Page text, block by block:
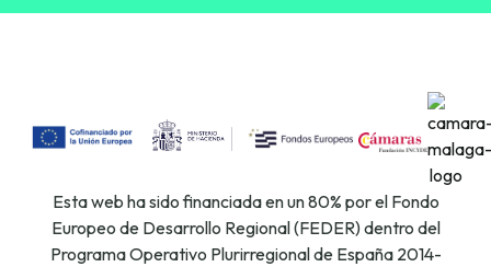
Esta web ha sido financiada en un 80% por el Fondo
Europeo de Desarrollo Regional (FEDER) dentro del
Programa Operativo Plurirregional de España 2014-